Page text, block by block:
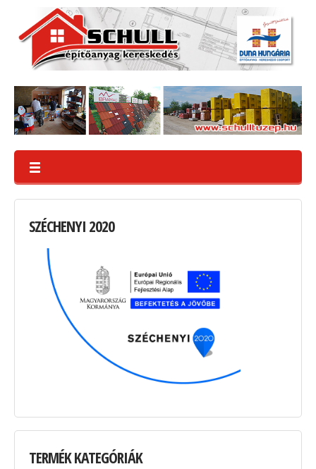
SZÉCHENYI 2020
TERMÉKKATEGÓRIÁK